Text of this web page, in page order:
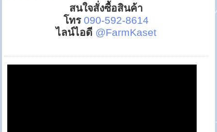
สนใจสั่งซื้อสินค้า
โทร 090-592-8614
ไลน์ไอดี @FarmKaset